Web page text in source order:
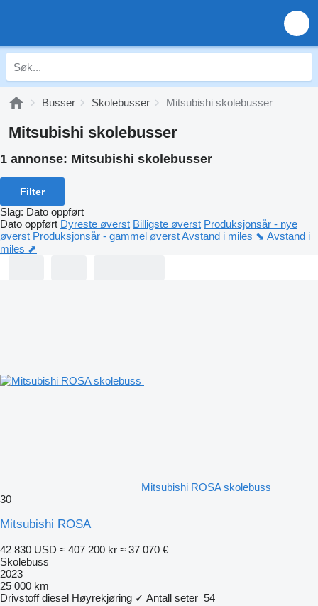
Busser Skolebusser Mitsubishi skolebusser
Mitsubishi skolebusser
1 annonse: Mitsubishi skolebusser
Filter
Slag: Dato oppført
Dato oppført Dyreste øverst Billigste øverst Produksjonsår - nye
øverst Produksjonsår - gammel øverstAvstand i miles ⬊ Avstand i
miles ⬈
Mitsubishi ROSA skolebuss
30
Mitsubishi ROSA
42 830 USD ≈ 407 200 kr ≈ 37 070 €
Skolebuss
2023
25 000 km
Drivstoff diesel Høyrekjøring ✓ Antall seter 54